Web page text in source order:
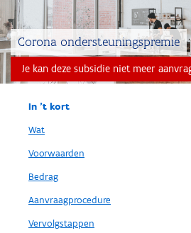
Corona ondersteuningspremie
Je kan deze subsidie niet meer
In 't kort
Wat
Voorwaarden
Bedrag
Aanvraagprocedure
Vervolgstappen